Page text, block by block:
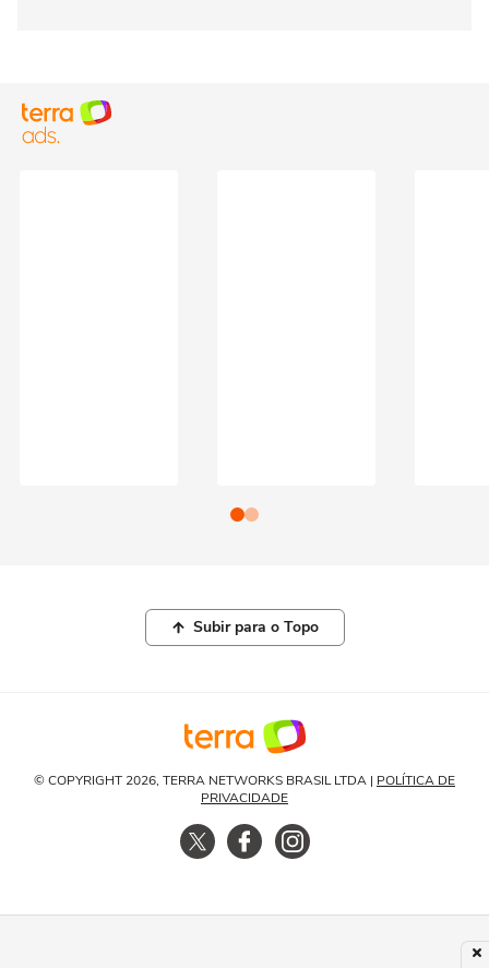
Subir para o Topo
© COPYRIGHT 2026, TERRA NETWORKS BRASIL LTDA | POLÍTICA DE
PRIVACIDADE